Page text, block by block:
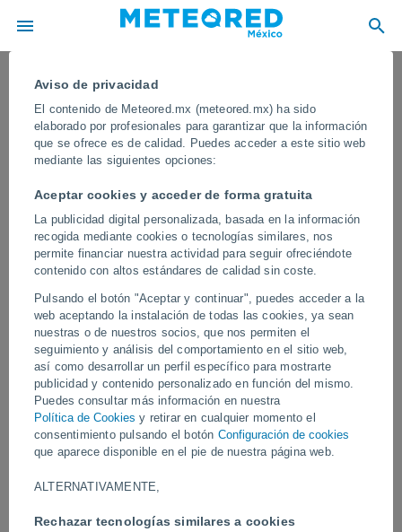
Aviso de privacidad
El contenido de Meteored.mx (meteored.mx) ha sido
elaborado por profesionales para garantizar que la información
que se ofrece es de calidad. Puedes acceder a este sitio web
mediante las siguientes opciones:
Aceptar cookies y acceder de forma gratuita
La publicidad digital personalizada, basada en la información
recogida mediante cookies o tecnologías similares, nos
permite financiar nuestra actividad para seguir ofreciéndote
contenido con altos estándares de calidad sin coste.
Pulsando el botón "Aceptar y continuar", puedes acceder a la
web aceptando la instalación de todas las cookies, ya sean
nuestras o de nuestros socios, que nos permiten el
seguimiento y análisis del comportamiento en el sitio web,
así como desarrollar un perfil específico para mostrarte
publicidad y contenido personalizado en función del mismo.
Puedes consultar más información en nuestra
Política de Cookies y retirar en cualquier momento el
consentimiento pulsando el botón Configuración de cookies
que aparece disponible en el pie de nuestra página web.
ALTERNATIVAMENTE,
Rechazar tecnologías similares a cookies
¡Grandes inundaciones en Bengalaru,
India! El fenómeno provocó
interrupciones en el tráfico y
actividades de los habitantes
En pocas horas, las calles se vieron completamente anegadas,
dificultando la circulación de vehículos y peatones, y causando
importantes interrupciones en las actividades cotidianas de la
población.
Vídeos